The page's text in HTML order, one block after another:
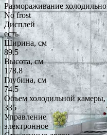
Размораживание
No frost
Дисплей
есть
Ширина, см
89.5
Высота, см
178.8
Глубина, см
74.5
Объем холодильной камеры,
335
Управление
электронное